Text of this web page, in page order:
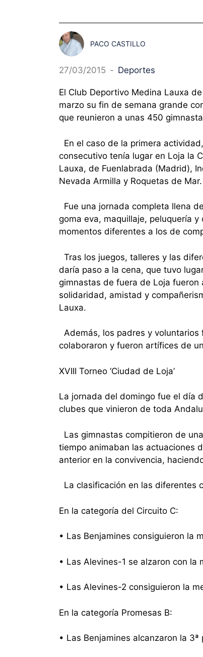
PACO CASTILLO
27/03/2015 - Deportes
El Club Deportivo Medina Lauxa
marzo su fin de semana grande
que reunieron a unas 450
En el caso de la primera
consecutivo tenía lugar en Loja la
Lauxa, de Fuenlabrada (Madrid),
Nevada Armilla y Roquetas de Mar.
Fue una jornada completa llena
goma eva, maquillaje, peluquería
momentos diferentes a los de
Tras los juegos, talleres y las
daría paso a la cena, que tuvo
gimnastas de fuera de Loja fueron
solidaridad, amistad y
Lauxa.
Además, los padres y
colaboraron y fueron artífices de
XVIII Torneo ‘Ciudad de Loja’
La jornada del domingo fue el día
clubes que vinieron de toda
Las gimnastas compitieron de
tiempo animaban las actuaciones
anterior en la convivencia,
La clasificación en las diferentes
En la categoría del Circuito C:
• Las Benjamines consiguieron la
• Las Alevines-1 se alzaron con
• Las Alevines-2 consiguieron la
En la categoría Promesas B:
• Las Benjamines alcanzaron la